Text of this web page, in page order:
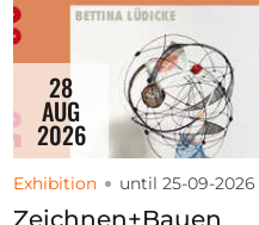
28
AUG
2026
Exhibition until 25-09-2026
Zeichnen+Bauen